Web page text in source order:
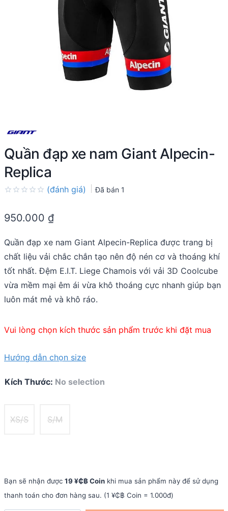
Quần đạp xe nam Giant Alpecin-
Replica
out
(đánh giá) Đã bán 1
950.000 ₫
Quần đạp xe nam Giant Alpecin-Replica được trang bị
chất liệu vải chắc chắn tạo nên độ nén cơ và thoáng khí
tốt nhất. Đệm E.I.T. Liege Chamois với vải 3D Coolcube
vừa mềm mại êm ái vừa khô thoáng cực nhanh giúp bạn
luôn mát mẻ và khô ráo.
Vui lòng chọn kích thước sản phẩm trước khi đặt mua
Hướng dẫn chọn size
Kích Thước: No selection
XS/S S/M
Bạn sẽ nhận được 19 ¥₵฿ Coin khi mua sản phẩm này để sử dụng
thanh toán cho đơn hàng sau. (1 ¥₵฿ Coin = 1.000đ)